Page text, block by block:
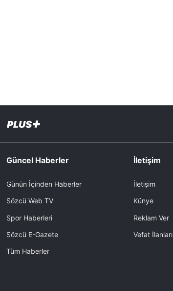
Güncel Haberler
Günün İçinden Haberler
Sözcü Web TV
Spor Haberleri
Sözcü E-Gazete
Tüm Haberler
İletişim
İletişim
Künye
Reklam Ver
Vefat İlanları